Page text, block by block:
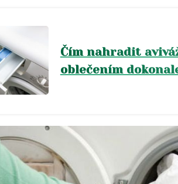
Čím nahradit
oblečením